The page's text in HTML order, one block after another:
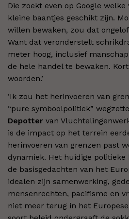
Die zoekt even op Google
kleine baantjes geschikt zijn.
willen bewaken, zou dat
Want dat veronderstelt
meter hoog, inclusief
de hele handel te bewaken.
woorden.’
‘Ik zou het herinvoeren van
“pure symboolpolitiek”
Depotter van
is de impact op het terrein
herinvoeren van grenzen past
dynamiek. Het huidige politieke
de basisgedachten van het
idealen zijn samenwerking,
mensenrechten, pacifisme en
niet meer terug in het